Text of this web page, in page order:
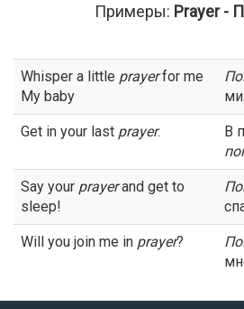
Примеры: Prayer -
Whisper a little prayerfor me
My baby
Get in your last prayer.
В
Say your prayerand get to
sleep!
Will you join me in prayer?